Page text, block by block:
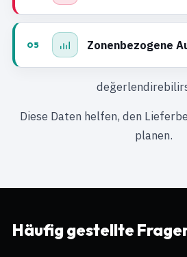
05 Zonenbezogene
Diese Daten helfen, den
planen.
Häufig gestellte